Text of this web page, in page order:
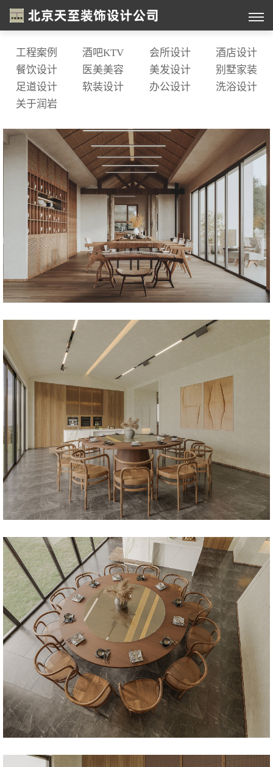
工程案例 酒吧KTV 会所设计
酒店设计
餐饮设计
医美美容 美发设计
别墅家装
足道设计
软装设计 办公设计
洗浴设计
关于润岩